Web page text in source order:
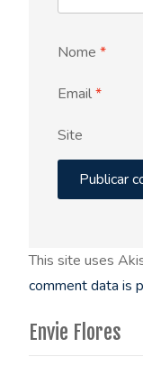
Nome *
Email*
Site
This site uses
comment data is
Envie Flores